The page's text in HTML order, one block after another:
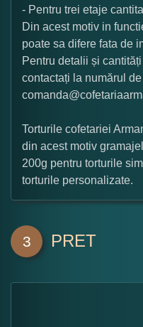
- Pentru trei etaje
Din acest motiv in
poate sa difere fata de
Pentru detalii și
contactați la numărul
Torturile cofetariei
din acest motiv
200g pentru torturile
torturile personalizate.
3 PRET